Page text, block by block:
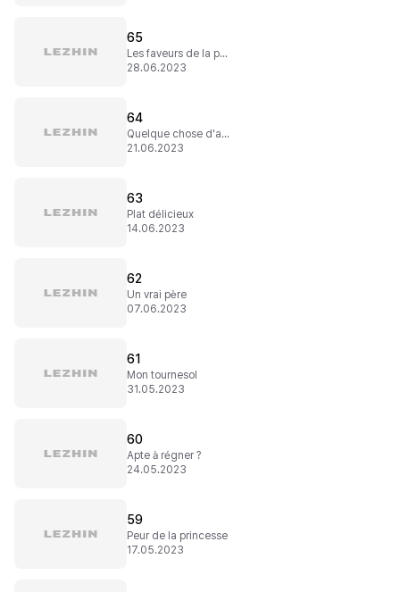
65
Les faveurs de la princesse
28.06.2023
64
Quelque chose d'amusant
21.06.2023
63
Plat délicieux
14.06.2023
62
Un vrai père
07.06.2023
61
Mon tournesol
31.05.2023
60
Apte à régner ?
24.05.2023
59
Peur de la princesse
17.05.2023